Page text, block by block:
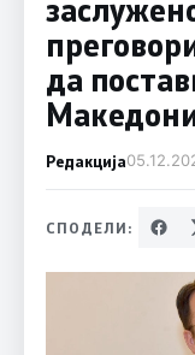
да
Редакција
СПОДЕЛИ: